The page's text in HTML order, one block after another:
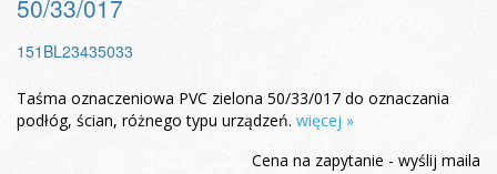
50/33/017
151BL23435033
Taśma oznaczeniowa PVC zielona 50/33/017 do oznaczania
podłóg, ścian, różnego typu urządzeń. więcej »
Cena na zapytanie - wyślij maila